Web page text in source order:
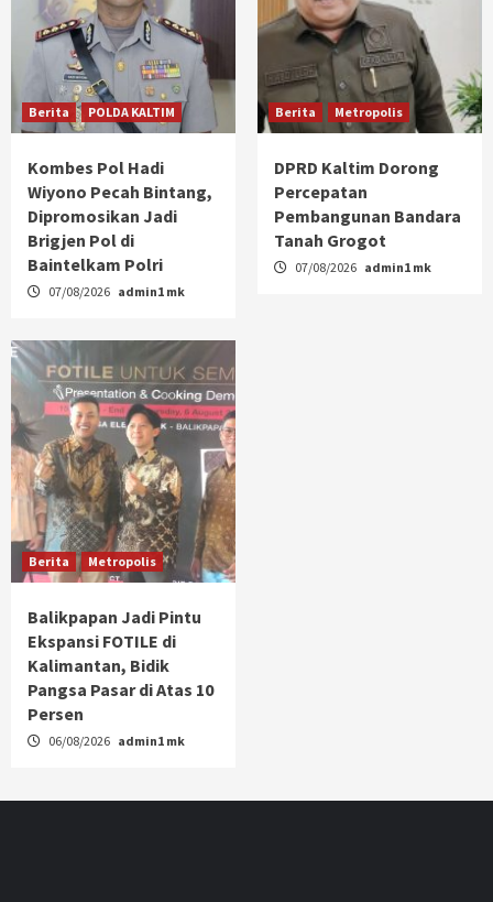
Berita POLDA KALTIM
Kombes Pol Hadi
Wiyono Pecah Bintang,
Dipromosikan Jadi
Brigjen Pol di
Baintelkam Polri
07/08/2026 admin1 mk
Berita Metropolis
DPRD Kaltim Dorong
Percepatan
Pembangunan Bandara
Tanah Grogot
07/08/2026 admin1 mk
Berita Metropolis
Balikpapan Jadi Pintu
Ekspansi FOTILE di
Kalimantan, Bidik
Pangsa Pasar di Atas 10
Persen
06/08/2026 admin1 mk